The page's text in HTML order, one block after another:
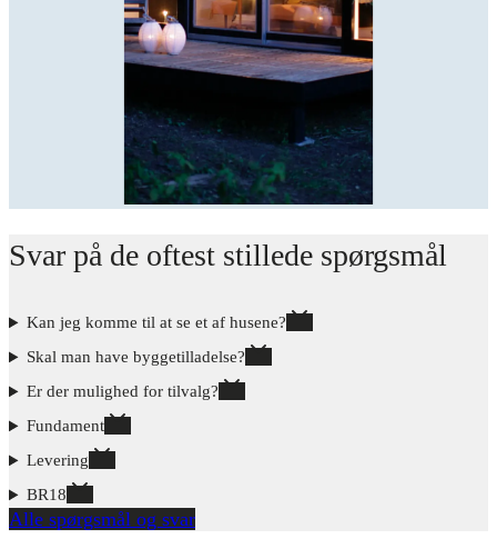
Svar på de oftest stillede spørgsmål
Kan jeg komme til at se et af husene?
Skal man have byggetilladelse?
Er der mulighed for tilvalg?
Fundament
Levering
BR18
Alle spørgsmål og svar